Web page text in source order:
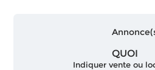
QUOI
Indiquer vente ou